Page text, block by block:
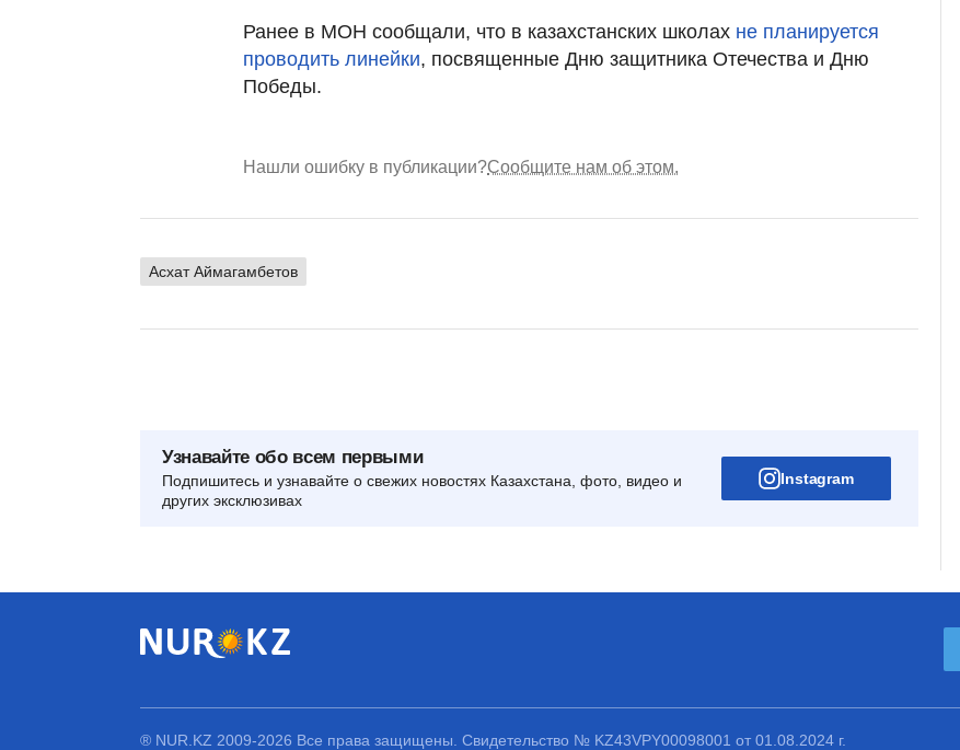
Ранее в МОН сообщали, что в казахстанских школах не планируется
проводить линейки, посвященные Дню защитника Отечества и Дню
Победы.
Нашли ошибку в публикации?Сообщите нам об этом.
Асхат Аймагамбетов
Узнавайте обо всем первыми
Подпишитесь и узнавайте о свежих новостях Казахстана, фото, видео и
других эксклюзивах
Instagram
® NUR.KZ 2009-2026 Все права защищены. Свидетельство № KZ43VPY00098001 от 01.08.2024 г.